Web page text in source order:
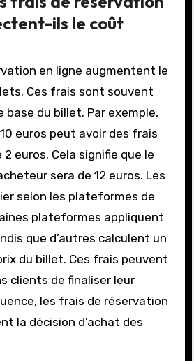
ils le coût
en ligne augmentent le
Ces frais sont souvent
base du billet. Par exemple,
euros peut avoir des frais
euros. Cela signifie que le
sera de 12 euros. Les
selon les plateformes de
plateformes appliquent
que d’autres calculent un
du billet. Ces frais peuvent
clients de finaliser leur
les frais de réservation
la décision d’achat des